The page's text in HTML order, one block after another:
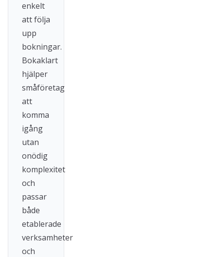
enkelt
att följa
upp
bokningar.
Bokaklart
hjälper
småföretag
att
komma
igång
utan
onödig
komplexitet
och
passar
både
etablerade
verksamheter
och